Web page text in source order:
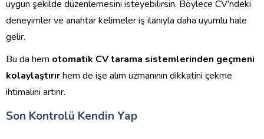
uygun şekilde düzenlemesini isteyebilirsin. Böylece CV’ndeki
deneyimler ve anahtar kelimeler iş ilanıyla daha uyumlu hale
gelir.
Bu da hem otomatik CV tarama sistemlerinden geçmeni
kolaylaştırırhem de işe alım uzmanının dikkatini çekme
ihtimalini artırır.
Son Kontrolü Kendin Yap